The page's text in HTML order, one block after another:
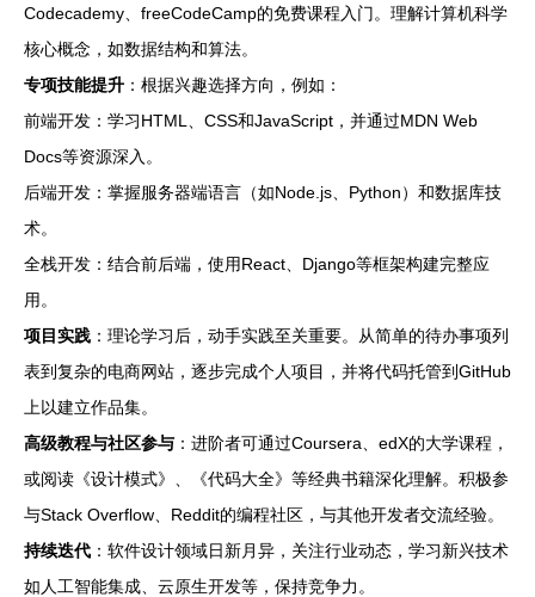
Codecademy、freeCodeCamp的免费课程入门。理解计算机科学
核心概念，如数据结构和算法。
专项技能提升 ：根据兴趣选择方向，例如：
前端开发：学习HTML、CSS和JavaScript，并通过MDN Web
Docs等资源深入。
后端开发：掌握服务器端语言（如Node.js、Python）和数据库技
术。
全栈开发：结合前后端，使用React、Django等框架构建完整应
用。
项目实践 ：理论学习后，动手实践至关重要。从简单的待办事项列
表到复杂的电商网站，逐步完成个人项目，并将代码托管到GitHub
上以建立作品集。
高级教程与社区参与 ：进阶者可通过Coursera、edX的大学课程，
或阅读《设计模式》、《代码大全》等经典书籍深化理解。积极参
与Stack Overflow、Reddit的编程社区，与其他开发者交流经验。
持续迭代 ：软件设计领域日新月异，关注行业动态，学习新兴技术
如人工智能集成、云原生开发等，保持竞争力。